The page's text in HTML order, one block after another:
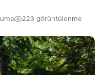
223 görüntülenme